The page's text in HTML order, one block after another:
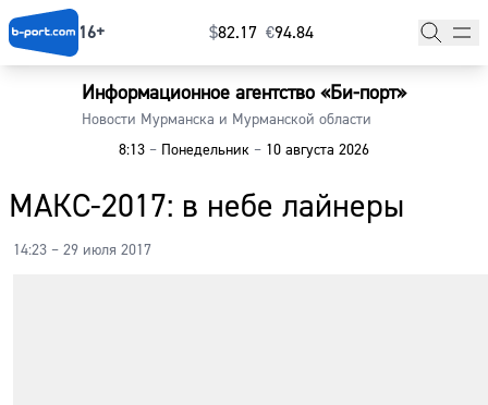
16+ $⁠82.17 €⁠94.84
Информационное агентство «Би-порт»
Новости Мурманска и Мурманской области
8:13 – Понедельник – 10 августа 2026
МАКС-2017: в небе лайнеры
14:23 – 29 июля 2017
Главная
Наши гости